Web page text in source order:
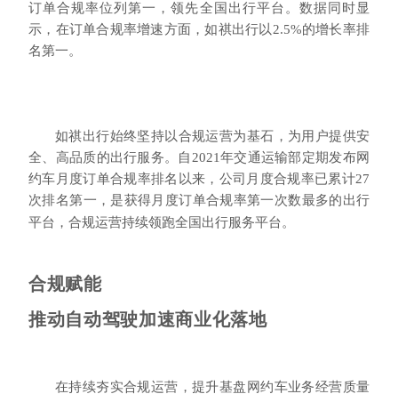
订单合规率位列第一，领先全国出行平台。数据同时显
示，在订单合规率增速方面，如祺出行以2.5%的增长率排
名第一。
如祺出行始终坚持以合规运营为基石，为用户提供安
全、高品质的出行服务。自2021年交通运输部定期发布网
约车月度订单合规率排名以来，公司月度合规率已累计27
次排名第一，是获得月度订单合规率第一次数最多的出行
平台，合规运营持续领跑全国出行服务平台。
合规赋能
推动自动驾驶加速商业化落地
在持续夯实合规运营，提升基盘网约车业务经营质量